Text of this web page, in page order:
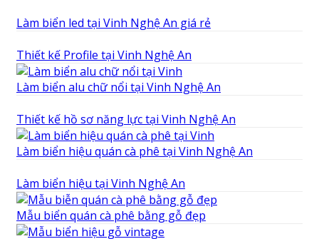
Làm biển led tại Vinh Nghệ An giá rẻ
Thiết kế Profile tại Vinh Nghệ An
Làm biển alu chữ nổi tại Vinh Nghệ An
Thiết kế hồ sơ năng lực tại Vinh Nghệ An
Làm biển hiệu quán cà phê tại Vinh Nghệ An
Làm biển hiệu tại Vinh Nghệ An
Mẫu biển quán cà phê bằng gỗ đẹp